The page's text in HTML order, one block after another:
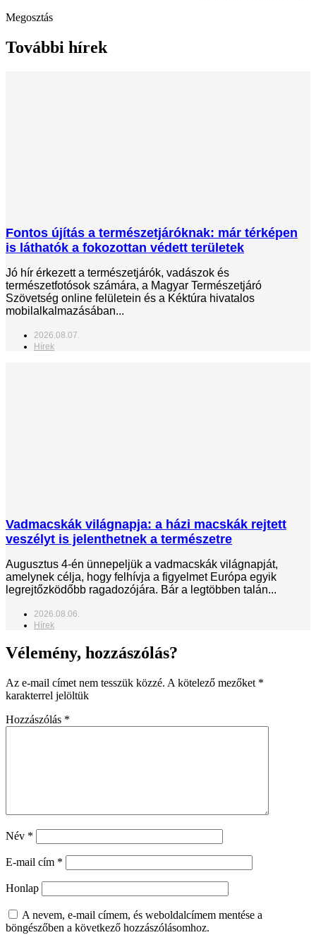
Megosztás
További hírek
Fontos újítás a természetjáróknak: már térképen
is láthatók a fokozottan védett területek
Jó hír érkezett a természetjárók, vadászok és
természetfotósok számára, a Magyar Természetjáró
Szövetség online felületein és a Kéktúra hivatalos
mobilalkalmazásában...
2026.08.07.
Hírek
Vadmacskák világnapja: a házi macskák rejtett
veszélyt is jelenthetnek a természetre
Augusztus 4-én ünnepeljük a vadmacskák világnapját,
amelynek célja, hogy felhívja a figyelmet Európa egyik
legrejtőzködőbb ragadozójára. Bár a legtöbben talán...
2026.08.06.
Hírek
Vélemény, hozzászólás?
Az e-mail címet nem tesszük közzé. A kötelező mezőket *
karakterrel jelöltük
Hozzászólás *
Név *
E-mail cím *
Honlap
A nevem, e-mail címem, és weboldalcímem mentése a
böngészőben a következő hozzászólásomhoz.